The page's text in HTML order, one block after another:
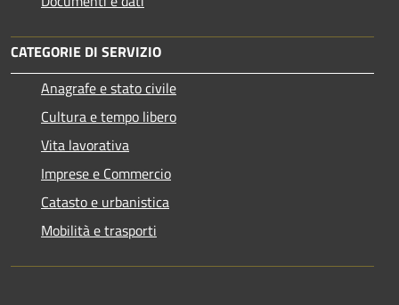
CATEGORIE DI SERVIZIO
Anagrafe e stato civile
Cultura e tempo libero
Vita lavorativa
Imprese e Commercio
Catasto e urbanistica
Mobilità e trasporti